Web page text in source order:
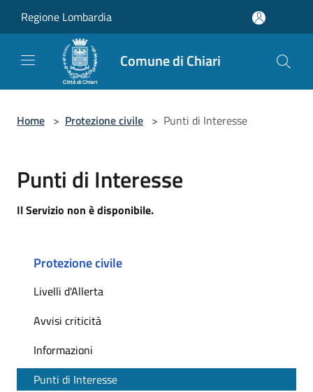
Regione Lombardia
Comune di Chiari
Home > Protezione civile > Punti di Interesse
Punti di Interesse
Il Servizio non è disponibile.
Protezione civile
Livelli d'Allerta
Avvisi criticità
Informazioni
Punti di Interesse